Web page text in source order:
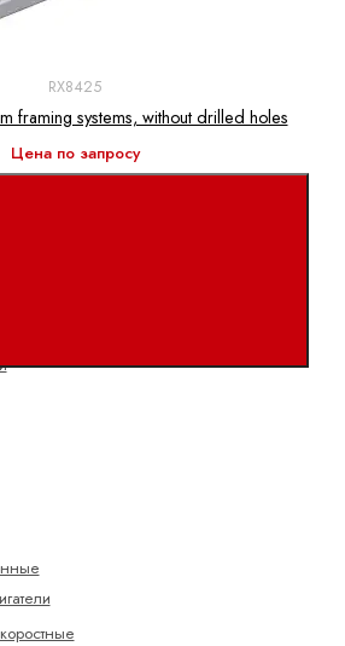
RX8425
framing systems, without drilled holes
Цена по запросу